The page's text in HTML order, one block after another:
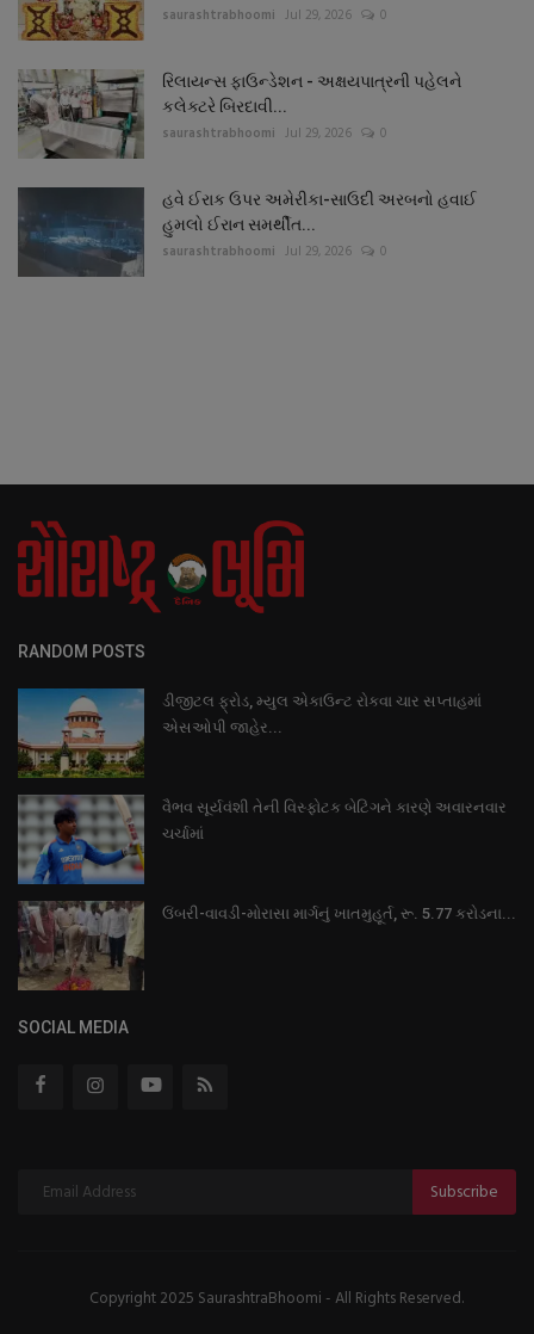
saurashtrabhoomi Jul 29, 2026 0
રિલાયન્સ ફાઉન્ડેશન - અક્ષયપાત્રની પહેલને
કલેક્ટરે બિરદાવી...
saurashtrabhoomi Jul 29, 2026 0
હવે ઈરાક ઉપર અમેરીકા-સાઉદી અરબનો હવાઈ
હુમલો ઈરાન સમર્થીત...
saurashtrabhoomi Jul 29, 2026 0
RANDOM POSTS
ડીજીટલ ફ્રોડ, મ્યુલ એકાઉન્ટ રોકવા ચાર સપ્તાહમાં
એસઓપી જાહેર...
વૈભવ સૂર્યવંશી તેની વિસ્ફોટક બેટિંગને કારણે અવારનવાર
ચર્ચામાં
ઉંબરી-વાવડી-મોરાસા માર્ગનું ખાતમુહૂર્ત, રૂ. 5.77 કરોડના...
SOCIAL MEDIA
Subscribe
Copyright 2025 SaurashtraBhoomi - All Rights Reserved.